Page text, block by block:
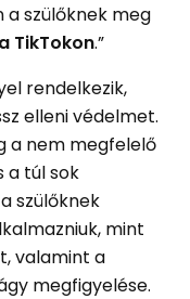
szülőknek meg
TikTokon.”
rendelkezik,
elleni védelmet.
a nem megfelelő
a túl sok
szülőknek
mint
valamint a
megfigyelése.